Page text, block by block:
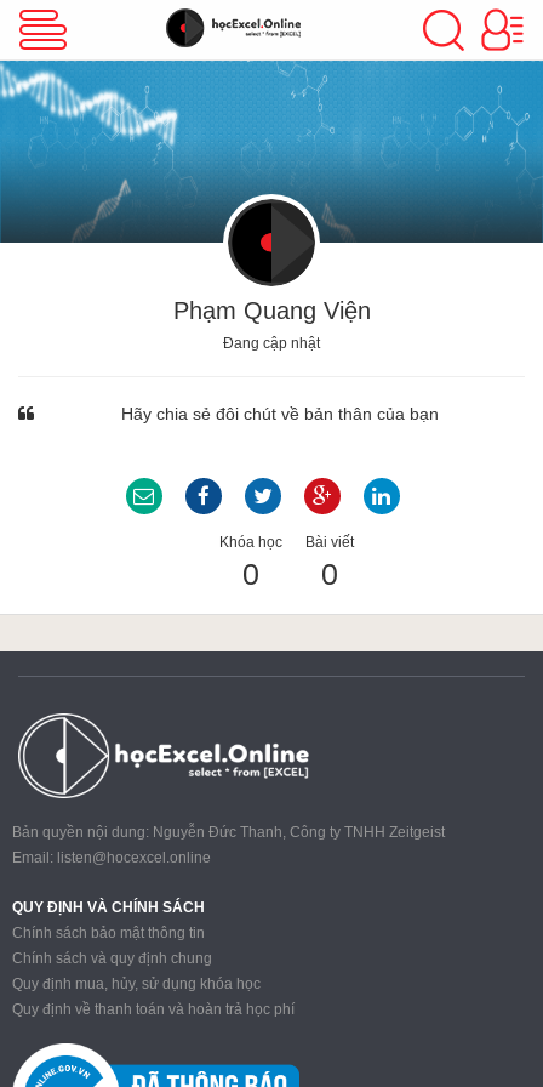
VBA Excel
Excel Cơ Bản
Excel Nâng Cao
Google Sheet
MOS
Power BI
Phạm Quang Viện
Đang cập nhật
Hãy chia sẻ đôi chút về bản thân của bạn
Khóa học
0
Bài viết
0
Bản quyền nội dung: Nguyễn Đức Thanh, Công ty TNHH Zeitgeist
Email: listen@hocexcel.online
QUY ĐỊNH VÀ CHÍNH SÁCH
Chính sách bảo mật thông tin
Chính sách và quy định chung
Quy định mua, hủy, sử dụng khóa học
Quy định về thanh toán và hoàn trả học phí